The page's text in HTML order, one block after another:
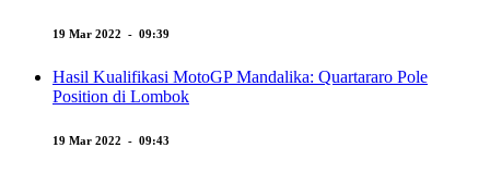
19 Mar 2022 - 09:39
Hasil Kualifikasi MotoGP Mandalika: Quartararo Pole
Position di Lombok
19 Mar 2022 - 09:43